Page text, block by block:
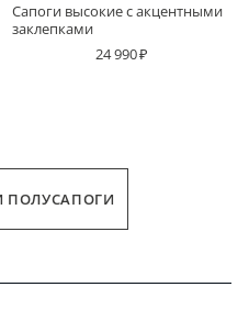
Cапоги высокие с акцентными
заклепками
24 990
ПОЛУСАПОГИ